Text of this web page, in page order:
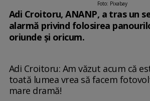
Foto: Pixabay
Adi Croitoru, ANANP, a tras un
alarmă privind folosirea
oriunde şi oricum.
Adi Croitoru: Am văzut acum că
toată lumea vrea să facem
mare dramă!